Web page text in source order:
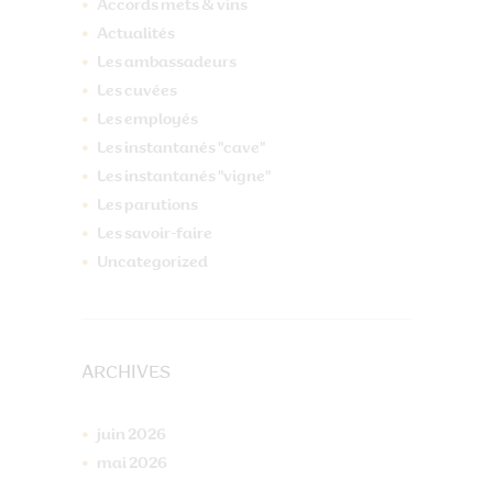
Accords mets & vins
Actualités
Les ambassadeurs
Les cuvées
Les employés
Les instantanés "cave"
Les instantanés "vigne"
Les parutions
Les savoir-faire
Uncategorized
ARCHIVES
juin 2026
mai 2026